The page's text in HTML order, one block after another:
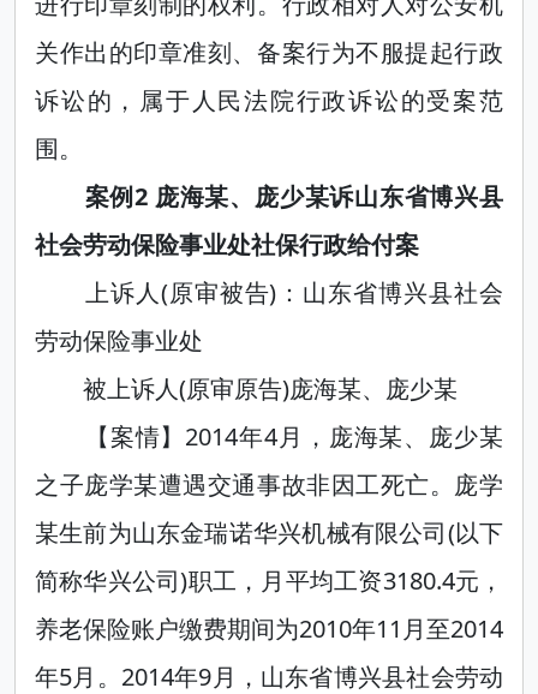
关作出的印章准刻、备案行为不服提起行政
诉讼的，属于人民法院行政诉讼的受案范
围。
案例2 庞海某、庞少某诉山东省博兴县
社会劳动保险事业处社保行政给付案
上诉人(原审被告)：山东省博兴县社会
劳动保险事业处
被上诉人(原审原告)庞海某、庞少某
【案情】2014年4月，庞海某、庞少某
之子庞学某遭遇交通事故非因工死亡。庞学
某生前为山东金瑞诺华兴机械有限公司(以下
简称华兴公司)职工，月平均工资3180.4元，
养老保险账户缴费期间为2010年11月至2014
年5月。2014年9月，山东省博兴县社会劳动